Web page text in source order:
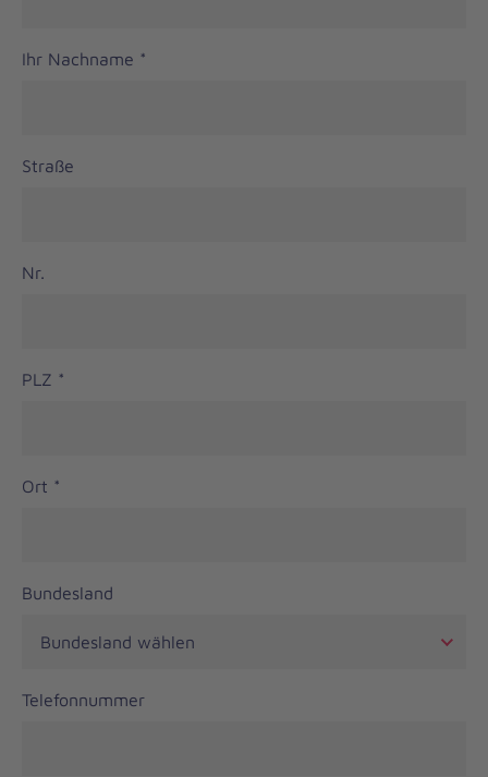
Ihr Nachname *
Straße
Nr.
PLZ *
Ort *
Bundesland
Telefonnummer